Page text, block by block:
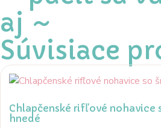
aj ~
Súvisiace
Chlapčenské rifľové nohavice
hnedé